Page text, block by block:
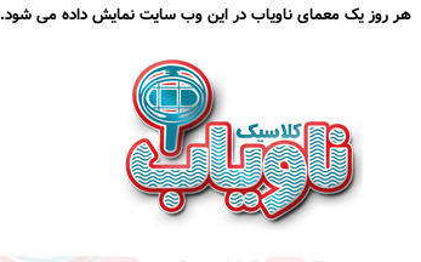
هر روز یک معمای ناویاب در این وب سایت نمایش داده می شود.